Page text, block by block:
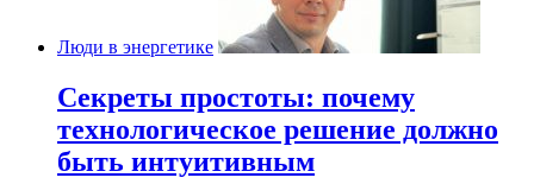
Люди в энергетике
Секреты простоты: почему
технологическое решение должно
быть интуитивным